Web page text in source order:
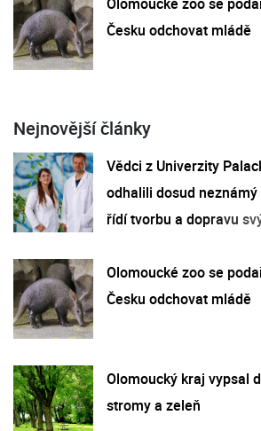
Česku odchovat mládě
Nejnovější články
Vědci z Univerzity
odhalili dosud
řídí tvorbu a dopravu
Olomoucké zoo se
Česku odchovat mládě
Olomoucký kraj vypsal
stromy a zeleň